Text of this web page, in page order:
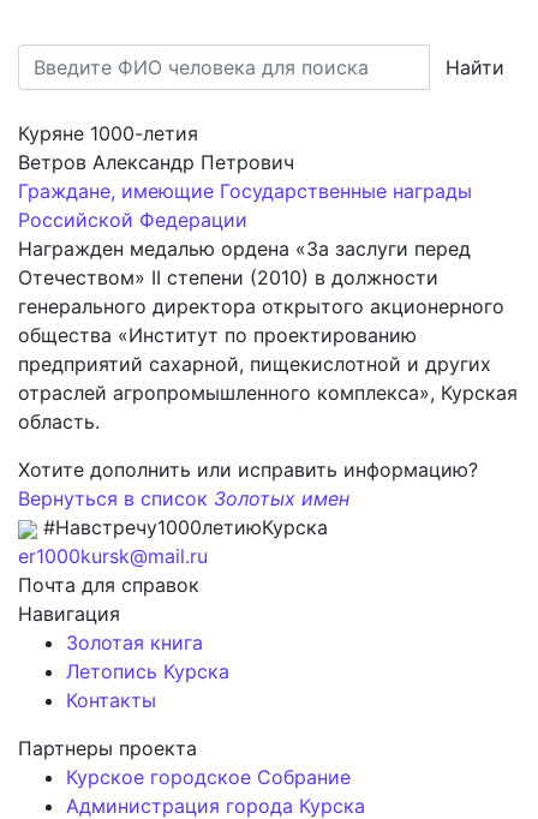
Найти
Куряне 1000-летия
Ветров Александр Петрович
Граждане, имеющие Государственные награды
Российской Федерации
Награжден медалью ордена «За заслуги перед
Отечеством» II степени (2010) в должности
генерального директора открытого акционерного
общества «Институт по проектированию
предприятий сахарной, пищекислотной и других
отраслей агропромышленного комплекса», Курская
область.
Хотите дополнить или исправить информацию?
Вернуться в список Золотых имен
#Навстречу1000летиюКурска
er1000kursk@mail.ru
Почта для справок
Навигация
Золотая книга
Летопись Курска
Контакты
Партнеры проекта
Курское городское Собрание
Администрация города Курска